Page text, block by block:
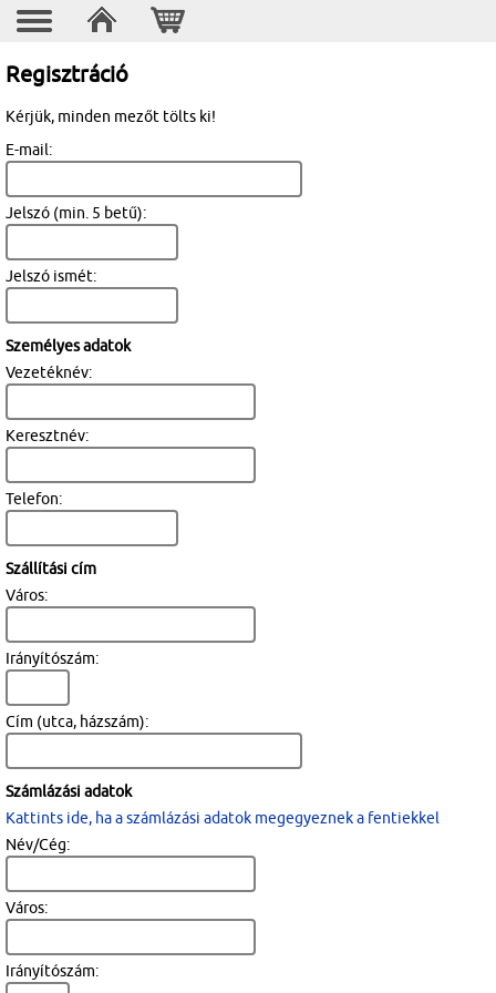
Regisztráció
Kérjük, minden mezőt tölts ki!
E-mail:
Jelszó (min. 5 betű):
Jelszó ismét:
Személyes adatok
Vezetéknév:
Keresztnév:
Telefon:
Szállítási cím
Város:
Irányítószám:
Cím (utca, házszám):
Számlázási adatok
Kattints ide, ha a számlázási adatok megegyeznek a fentiekkel
Név/Cég:
Város:
Irányítószám: